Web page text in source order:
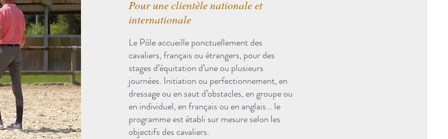
Pour une clientèle nationale et
internationale
Le Pôle accueille ponctuellement des
cavaliers, français ou étrangers, pour des
stages d’équitation d’une ou plusieurs
journées. Initiation ou perfectionnement, en
dressage ou en saut d’obstacles, en groupe ou
en individuel, en français ou en anglais... le
programme est établi sur mesure selon les
objectifs des cavaliers.